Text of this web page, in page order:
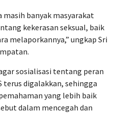
masih banyak masyarakat
kekerasan seksual, baik
melaporkannya,” ungkap Sri
sosialisasi tentang peran
terus digalakkan, sehingga
yang lebih baik
dalam mencegah dan